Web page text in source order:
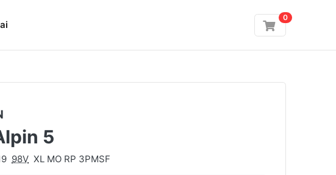
0
5
98V XL MO RP 3PMSF